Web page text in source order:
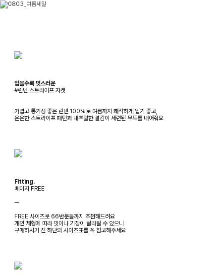
입을수록 멋스러운
#린넨 스트라이프 자켓
가볍고 통기성 좋은 린넨 100%로 여름까지 쾌적하게 입기 좋고,
은은한 스트라이프 패턴과 내추럴한 결감이 세련된 무드를 내어줘요
Fitting.
베이지 FREE
ㅡ
FREE 사이즈로 66반분들까지 추천해드려요
개인 체형에 따라 핏이나 기장이 달라질 수 있으니
구매하시기 전 하단의 사이즈표를 꼭 참고해주세요